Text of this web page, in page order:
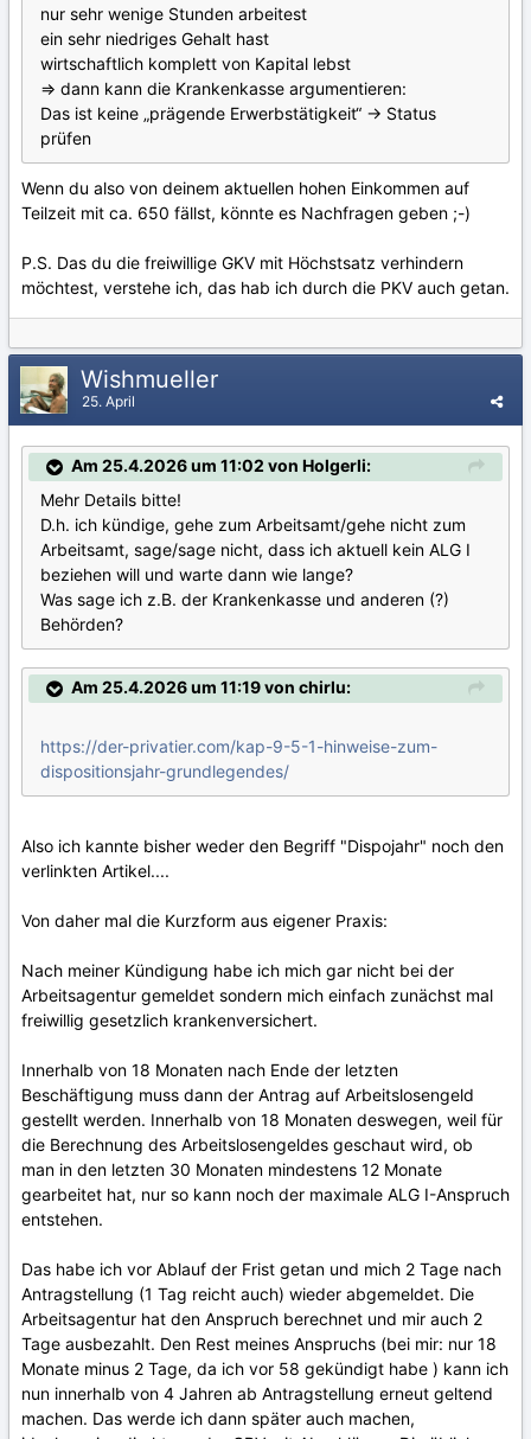
nur sehr wenige Stunden arbeitest
ein sehr niedriges Gehalt hast
wirtschaftlich komplett von Kapital lebst
=> dann kann die Krankenkasse argumentieren:
Das ist keine „prägende Erwerbstätigkeit“ → Status
prüfen
Wenn du also von deinem aktuellen hohen Einkommen auf
Teilzeit mit ca. 650 fällst, könnte es Nachfragen geben ;-)
P.S. Das du die freiwillige GKV mit Höchstsatz verhindern
möchtest, verstehe ich, das hab ich durch die PKV auch getan.
Wishmueller
25. April
Am 25.4.2026 um 11:02 von Holgerli:
Mehr Details bitte!
D.h. ich kündige, gehe zum Arbeitsamt/gehe nicht zum
Arbeitsamt, sage/sage nicht, dass ich aktuell kein ALG I
beziehen will und warte dann wie lange?
Was sage ich z.B. der Krankenkasse und anderen (?)
Behörden?
Am 25.4.2026 um 11:19 von chirlu:
https://der-privatier.com/kap-9-5-1-hinweise-zum-
dispositionsjahr-grundlegendes/
Also ich kannte bisher weder den Begriff "Dispojahr" noch den
verlinkten Artikel....
Von daher mal die Kurzform aus eigener Praxis:
Nach meiner Kündigung habe ich mich gar nicht bei der
Arbeitsagentur gemeldet sondern mich einfach zunächst mal
freiwillig gesetzlich krankenversichert.
Innerhalb von 18 Monaten nach Ende der letzten
Beschäftigung muss dann der Antrag auf Arbeitslosengeld
gestellt werden. Innerhalb von 18 Monaten deswegen, weil für
die Berechnung des Arbeitslosengeldes geschaut wird, ob
man in den letzten 30 Monaten mindestens 12 Monate
gearbeitet hat, nur so kann noch der maximale ALG I-Anspruch
entstehen.
Das habe ich vor Ablauf der Frist getan und mich 2 Tage nach
Antragstellung (1 Tag reicht auch) wieder abgemeldet. Die
Arbeitsagentur hat den Anspruch berechnet und mir auch 2
Tage ausbezahlt. Den Rest meines Anspruchs (bei mir: nur 18
Monate minus 2 Tage, da ich vor 58 gekündigt habe ) kann ich
nun innerhalb von 4 Jahren ab Antragstellung erneut geltend
machen. Das werde ich dann später auch machen,